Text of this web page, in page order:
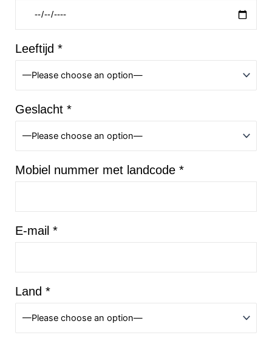
Leeftijd *
Geslacht *
Mobiel nummer met landcode *
E-mail *
Land *